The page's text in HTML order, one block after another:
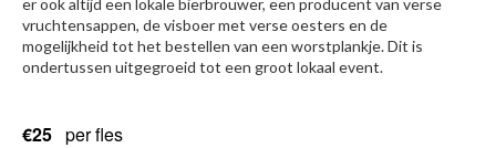
er ook altijd een lokale bierbrouwer, een producent van verse
vruchtensappen, de visboer met verse oesters en de
mogelijkheid tot het bestellen van een worstplankje. Dit is
ondertussen uitgegroeid tot een groot lokaal event.
€25 per fles